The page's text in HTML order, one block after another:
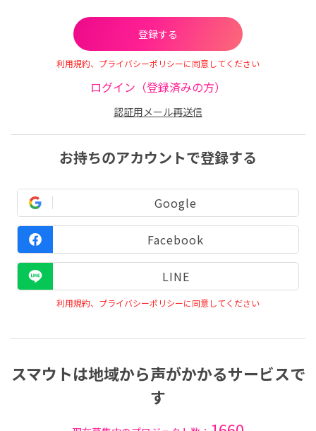
利用規約、プライバシーポリシーに同意してください
ログイン（登録済みの方）
認証用メール再送信
お持ちのアカウントで登録する
Google
Facebook
LINE
利用規約、プライバシーポリシーに同意してください
スマウトは地域から声がかかるサービスで
す